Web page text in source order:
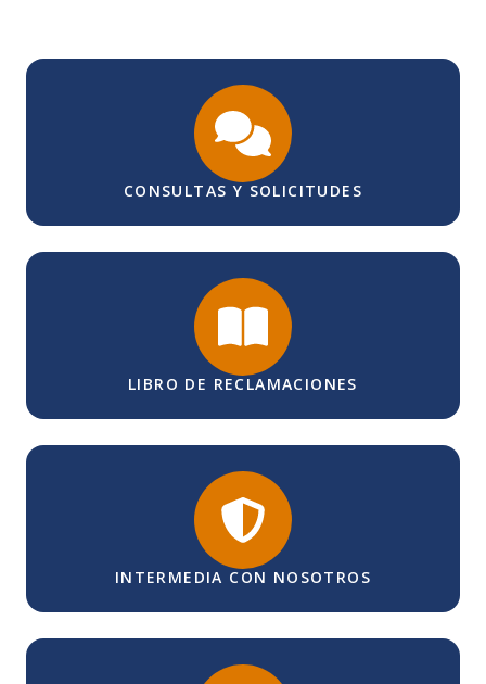
CONSULTAS Y SOLICITUDES
LIBRO DE RECLAMACIONES
INTERMEDIA CON NOSOTROS